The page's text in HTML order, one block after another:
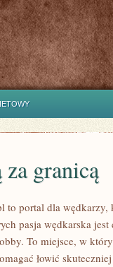
granicą
to portal dla wędkarzy,
pasja wędkarska
To miejsce, w
łowić